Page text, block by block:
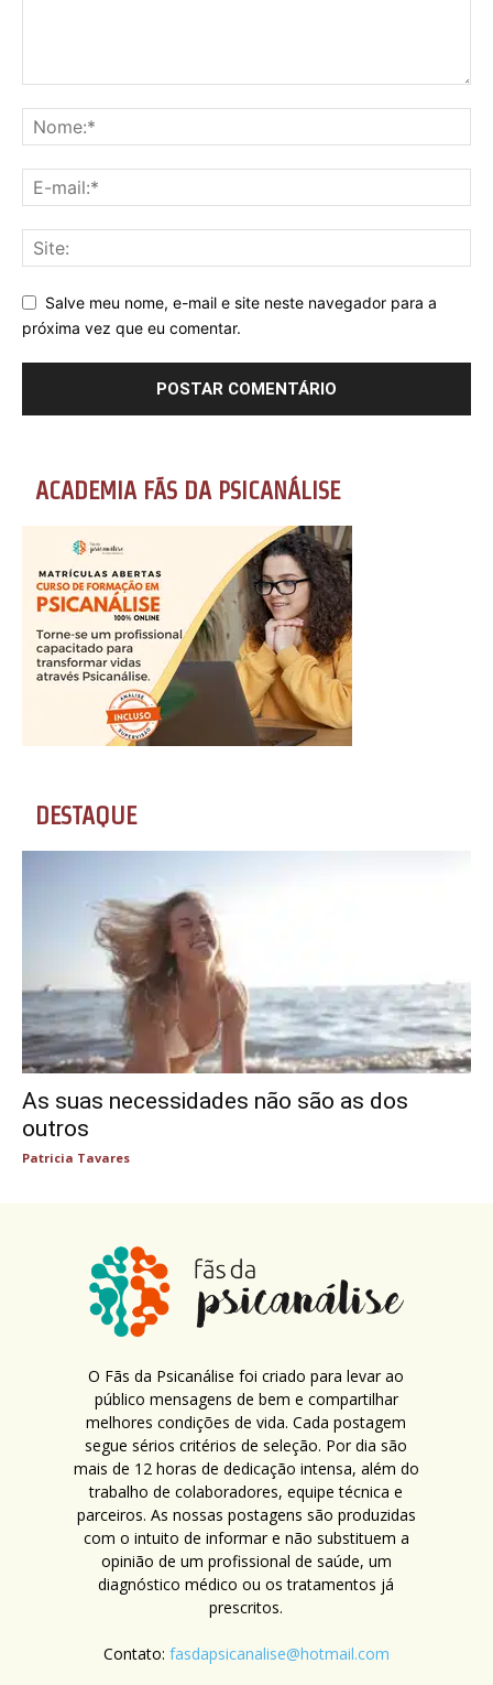
Salve meu nome, e-mail e site neste navegador para a
próxima vez que eu comentar.
ACADEMIA FÃS DA PSICANÁLISE
DESTAQUE
As suas necessidades não são as dos
outros
Patricia Tavares
O Fãs da Psicanálise foi criado para levar ao
público mensagens de bem e compartilhar
melhores condições de vida. Cada postagem
segue sérios critérios de seleção. Por dia são
mais de 12 horas de dedicação intensa, além do
trabalho de colaboradores, equipe técnica e
parceiros. As nossas postagens são produzidas
com o intuito de informar e não substituem a
opinião de um profissional de saúde, um
diagnóstico médico ou os tratamentos já
prescritos.
Contato: fasdapsicanalise@hotmail.com